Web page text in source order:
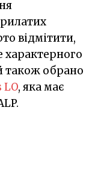
відмітити,
характерного
також обрано
LO, яка має